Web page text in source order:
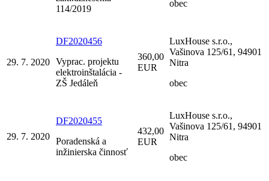
114/2019
obec
29. 7. 2020
DF2020456
Vyprac. projektu
elektroinštalácia -
ZŠ Jedáleň
360,00
EUR
LuxHouse s.r.o.,
Vašinova 125/61, 94901
Nitra
obec
29. 7. 2020
DF2020455
Poradenská a
inžinierska činnosť
432,00
EUR
LuxHouse s.r.o.,
Vašinova 125/61, 94901
Nitra
obec